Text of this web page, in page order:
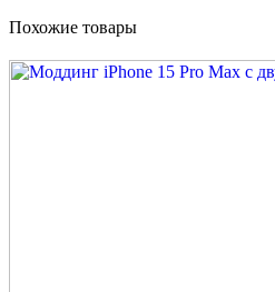
Похожие товары